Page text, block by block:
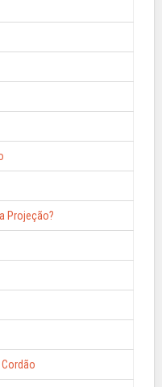
Projeção?